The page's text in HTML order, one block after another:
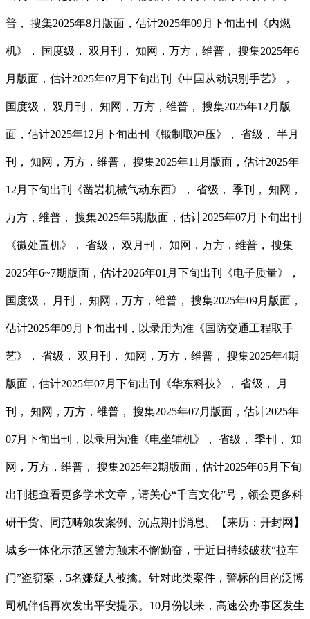
普， 搜集2025年8月版面，估计2025年09月下旬出刊《内燃
机》， 国度级， 双月刊， 知网，万方，维普， 搜集2025年6
月版面，估计2025年07月下旬出刊《中国从动识别手艺》，
国度级， 双月刊， 知网，万方，维普， 搜集2025年12月版
面，估计2025年12月下旬出刊《锻制取冲压》， 省级， 半月
刊， 知网，万方，维普， 搜集2025年11月版面，估计2025年
12月下旬出刊《凿岩机械气动东西》， 省级， 季刊， 知网，
万方，维普， 搜集2025年5期版面，估计2025年07月下旬出刊
《微处置机》， 省级， 双月刊， 知网，万方，维普， 搜集
2025年6~7期版面，估计2026年01月下旬出刊《电子质量》，
国度级， 月刊， 知网，万方，维普， 搜集2025年09月版面，
估计2025年09月下旬出刊，以录用为准《国防交通工程取手
艺》， 省级， 双月刊， 知网，万方，维普， 搜集2025年4期
版面，估计2025年07月下旬出刊《华东科技》， 省级， 月
刊， 知网，万方，维普， 搜集2025年07月版面，估计2025年
07月下旬出刊，以录用为准《电坐辅机》， 省级， 季刊， 知
网，万方，维普， 搜集2025年2期版面，估计2025年05月下旬
出刊想查看更多学术文章，请关心“千言文化”号，领会更多科
研干货、同范畴颁发案例、沉点期刊消息。【来历：开封网】
城乡一体化示范区警方颠末不懈勤奋，于近日持续破获“拉车
门”盗窃案，5名嫌疑人被擒。针对此类案件，警标的目的泛博
司机伴侣再次发出平安提示。10月份以来，高速公办事区发生